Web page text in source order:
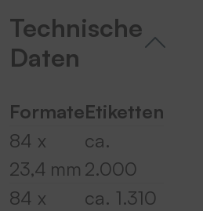
Akzeptieren
powered by
Technische
Daten
FormateEtiketten
84 x
23,4 mm
ca.
2.000
84 x
ca. 1.310